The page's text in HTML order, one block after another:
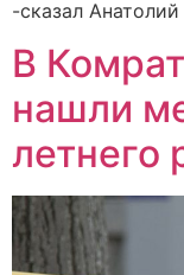
-сказал
В
нашли
летнего